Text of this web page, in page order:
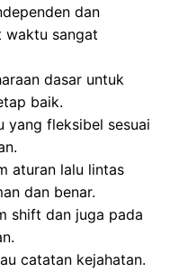
dan
waktu sangat
dasar untuk
baik.
yang fleksibel sesuai
aturan lalu lintas
dan benar.
shift dan juga pada
catatan kejahatan.